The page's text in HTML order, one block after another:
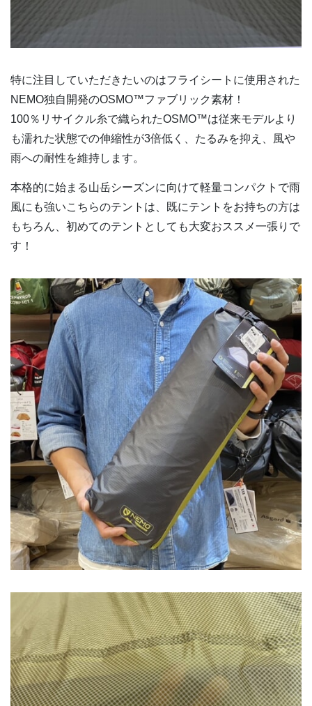
特に注目していただきたいのはフライシートに使用された
NEMO独自開発のOSMO™ファブリック素材！
100％リサイクル糸で織られたOSMO™は従来モデルより
も濡れた状態での伸縮性が3倍低く、たるみを抑え、風や
雨への耐性を維持します。
本格的に始まる山岳シーズンに向けて軽量コンパクトで雨
風にも強いこちらのテントは、既にテントをお持ちの方は
もちろん、初めてのテントとしても大変おススメ一張りで
す！